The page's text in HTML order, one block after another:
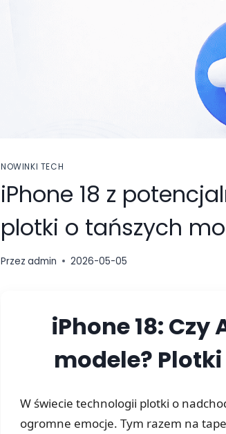
NOWINKI TECH
iPhone 18 z
plotki o tańszych
Przez admin 2026-05-05
iPhone 18:
modele?
W świecie technologii plotki o
ogromne emocje. Tym razem na